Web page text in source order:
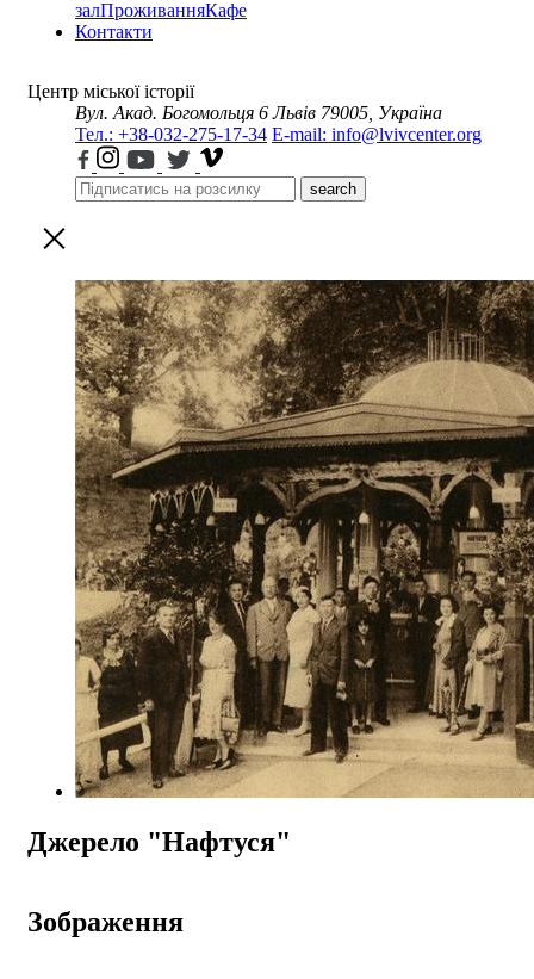
залПроживанняКафе
Контакти
Центр міської історії
Вул. Акад. Богомольця 6 Львів 79005, Україна
Тел.: +38-032-275-17-34 E-mail: info@lvivcenter.org
search
Джерело "Нафтуся"
Зображення